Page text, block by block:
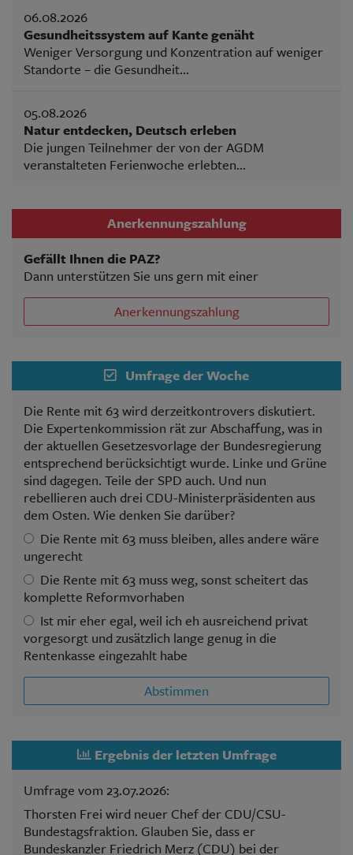
06.08.2026
Gesundheitssystem auf Kante genäht
Weniger Versorgung und Konzentration auf weniger
Standorte – die Gesundheit...
05.08.2026
Natur entdecken, Deutsch erleben
Die jungen Teilnehmer der von der AGDM
veranstalteten Ferienwoche erlebten...
Anerkennungszahlung
Gefällt Ihnen die PAZ?
Dann unterstützen Sie uns gern mit einer
Anerkennungszahlung
Umfrage der Woche
Die Rente mit 63 wird derzeitkontrovers diskutiert.
Die Expertenkommission rät zur Abschaffung, was in
der aktuellen Gesetzesvorlage der Bundesregierung
entsprechend berücksichtigt wurde. Linke und Grüne
sind dagegen. Teile der SPD auch. Und nun
rebellieren auch drei CDU-Ministerpräsidenten aus
dem Osten. Wie denken Sie darüber?
Die Rente mit 63 muss bleiben, alles andere wäre
ungerecht
Die Rente mit 63 muss weg, sonst scheitert das
komplette Reformvorhaben
Ist mir eher egal, weil ich eh ausreichend privat
vorgesorgt und zusätzlich lange genug in die
Rentenkasse eingezahlt habe
Abstimmen
Ergebnis der letzten Umfrage
Umfrage vom 23.07.2026:
Thorsten Frei wird neuer Chef der CDU/CSU-
Bundestagsfraktion. Glauben Sie, dass er
Bundeskanzler Friedrich Merz (CDU) bei der